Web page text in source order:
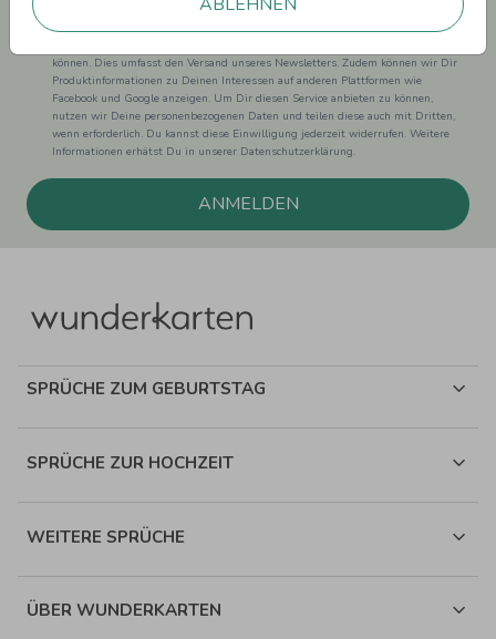
Einwilligung zur Datennutzung für Marketingzwecke: Hiermit willigst Du ein,
können. Dies umfasst den Versand unseres Newsletters. Zudem können wir Dir
Produktinformationen zu Deinen Interessen auf anderen Plattformen wie
Facebook und Google anzeigen. Um Dir diesen Service anbieten zu können,
nutzen wir Deine personenbezogenen Daten und teilen diese auch mit Dritten,
wenn erforderlich. Du kannst diese Einwilligung jederzeit widerrufen. Weitere
Informationen erhätst Du in unserer Datenschutzerklärung.
ANMELDEN
SPRÜCHE ZUM GEBURTSTAG
SPRÜCHE ZUR HOCHZEIT
WEITERE SPRÜCHE
ÜBER WUNDERKARTEN